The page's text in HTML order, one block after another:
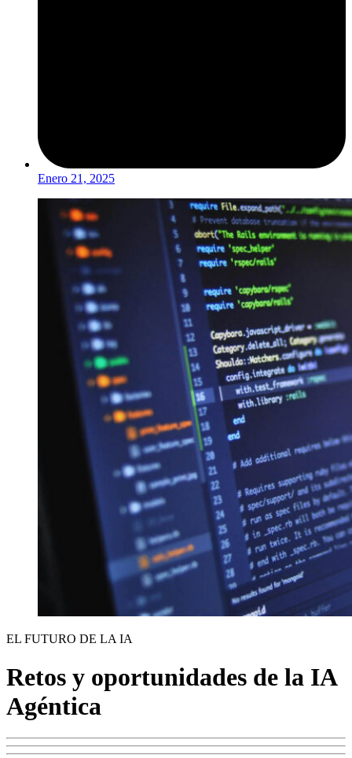
Enero 21, 2025
EL FUTURO DE LA IA
Retos y oportunidades de la IA
Agéntica